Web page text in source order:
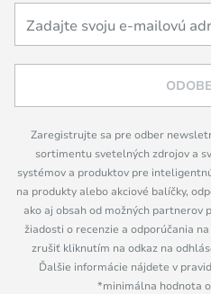
Zaregistrujte sa pre odber
sortimentu svetelných zdrojov a
systémov a produktov pre
na produkty alebo akciové balíčky,
ako aj obsah od možných partnerov
žiadosti o recenzie a odporúčania
zrušiť kliknutím na odkaz na
Ďalšie informácie nájdete v
*minimálna hodnota